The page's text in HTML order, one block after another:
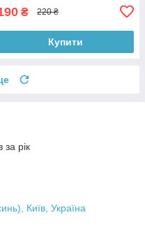
₴ 220 ₴
Купити
за рік
Київ, Україна